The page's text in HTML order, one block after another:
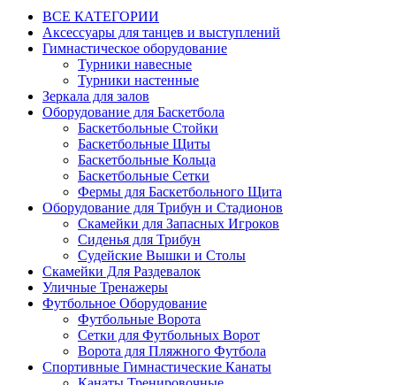
ВСЕ КАТЕГОРИИ
Аксессуары для танцев и выступлений
Гимнастическое оборудование
Турники навесные
Турники настенные
Зеркала для залов
Оборудование для Баскетбола
Баскетбольные Стойки
Баскетбольные Щиты
Баскетбольные Кольца
Баскетбольные Сетки
Фермы для Баскетбольного Щита
Оборудование для Трибун и Стадионов
Скамейки для Запасных Игроков
Сиденья для Трибун
Судейские Вышки и Столы
Скамейки Для Раздевалок
Уличные Тренажеры
Футбольное Оборудование
Футбольные Ворота
Сетки для Футбольных Ворот
Ворота для Пляжного Футбола
Спортивные Гимнастические Канаты